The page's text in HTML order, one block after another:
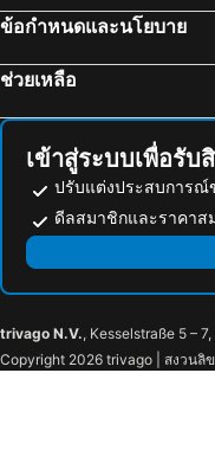
โรงแรม เซนต์ปีเตอร์สเบิร์ก
โรงแรม ดุสเซลดอร์ฟ
ข้อกำหนดและนโยบาย
ช่วยเหลือ
เข้าสู่ระบบเพื่อรั
ปรับแต่งประสบการ
ดีลสมาชิกและราคาส
trivago N.V., Kesselstraße 5 –
Copyright 2026 trivago | สงวนลิ